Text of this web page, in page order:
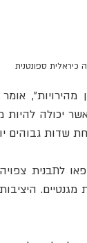
כיראלית ספונטנית
שדות גבוהים